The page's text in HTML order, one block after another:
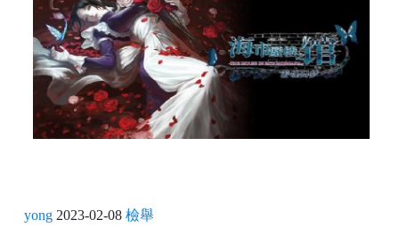
yong 2023-02-08 檢舉